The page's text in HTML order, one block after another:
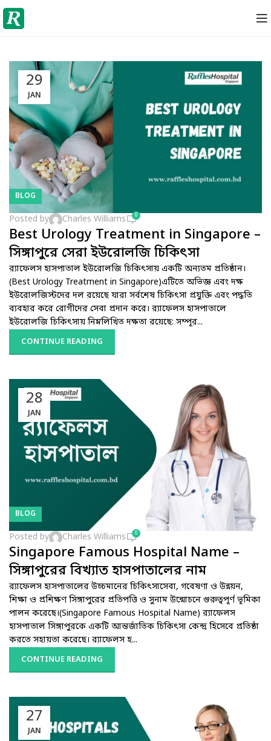
29
JAN
BLOG
Posted by Charles Williams 0
Best Urology Treatment in Singapore –
সিঙ্গাপুরে সেরা ইউরোলজি চিকিৎসা
র‌্যাফেলস হাসপাতাল ইউরোলজি চিকিৎসায় একটি অন্যতম প্রতিষ্ঠান।
(Best Urology Treatment in Singapore)এটিতে অভিজ্ঞ এবং দক্ষ
ইউরোলজিস্টদের দল রয়েছে যারা সর্বশেষ চিকিৎসা প্রযুক্তি এবং পদ্ধতি
ব্যবহার করে রোগীদের সেবা প্রদান করে। র‌্যাফেলস হাসপাতালে
ইউরোলজি চিকিৎসায় নিম্নলিখিত দক্ষতা রয়েছে: সম্পূর...
CONTINUE READING
28
JAN
BLOG
Posted by Charles Williams 0
Singapore Famous Hospital Name –
সিঙ্গাপুরের বিখ্যাত হাসপাতালের নাম
র‌্যাফেলস হাসপাতালের উচ্চমানের চিকিৎসাসেবা, গবেষণা ও উন্নয়ন,
শিক্ষা ও প্রশিক্ষণ সিঙ্গাপুরের প্রতিপত্তি ও সুনাম উন্মোচনে গুরুত্বপূর্ণ ভূমিকা
পালন করেছে।(Singapore Famous Hospital Name) র‌্যাফেলস
হাসপাতাল সিঙ্গাপুরকে একটি আন্তর্জাতিক চিকিৎসা কেন্দ্র হিসেবে প্রতিষ্ঠা
করতে সহায়তা করেছে। র‌্যাফেলস হ...
CONTINUE READING
27
JAN